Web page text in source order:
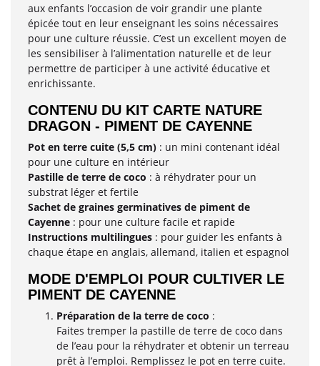
aux enfants l’occasion de voir grandir une plante
épicée tout en leur enseignant les soins nécessaires
pour une culture réussie. C’est un excellent moyen de
les sensibiliser à l’alimentation naturelle et de leur
permettre de participer à une activité éducative et
enrichissante.
CONTENU DU KIT CARTE NATURE
DRAGON - PIMENT DE CAYENNE
Pot en terre cuite (5,5 cm) : un mini contenant idéal
pour une culture en intérieur
Pastille de terre de coco : à réhydrater pour un
substrat léger et fertile
Sachet de graines germinatives de piment de
Cayenne : pour une culture facile et rapide
Instructions multilingues : pour guider les enfants à
chaque étape en anglais, allemand, italien et espagnol
MODE D'EMPLOI POUR CULTIVER LE
PIMENT DE CAYENNE
Préparation de la terre de coco :
Faites tremper la pastille de terre de coco dans
de l’eau pour la réhydrater et obtenir un terreau
prêt à l’emploi. Remplissez le pot en terre cuite.